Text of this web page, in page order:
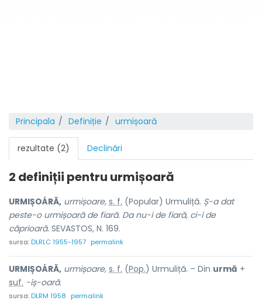
Principala Definiție urmișoară
rezultate (2) Declinări
2 definiții pentru urmișoară
URMIȘOÁRĂ, urmișoare, s. f. (Popular) Urmuliță. Ș-a dat
peste-o urmișoară de fiară. Da nu-i de fiară, ci-i de
căprioară. SEVASTOS, N. 169.
sursa:DLRLC 1955-1957 permalink
URMIȘOÁRĂ, urmișoare, s. f. (Pop.) Urmuliță. – Din urmă +
suf. -iș-oară.
sursa:DLRM 1958 permalink